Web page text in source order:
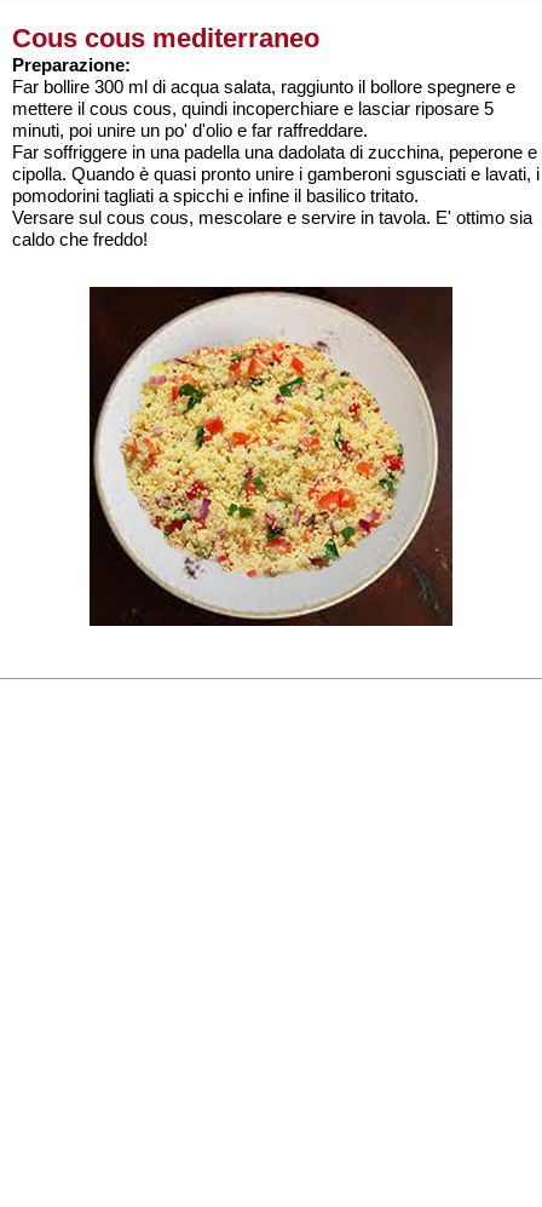
Cous cous mediterraneo
Preparazione:
Far bollire 300 ml di acqua salata, raggiunto il bollore spegnere e
mettere il cous cous, quindi incoperchiare e lasciar riposare 5
minuti, poi unire un po' d'olio e far raffreddare.
Far soffriggere in una padella una dadolata di zucchina, peperone e
cipolla. Quando è quasi pronto unire i gamberoni sgusciati e lavati, i
pomodorini tagliati a spicchi e infine il basilico tritato.
Versare sul cous cous, mescolare e servire in tavola. E' ottimo sia
caldo che freddo!